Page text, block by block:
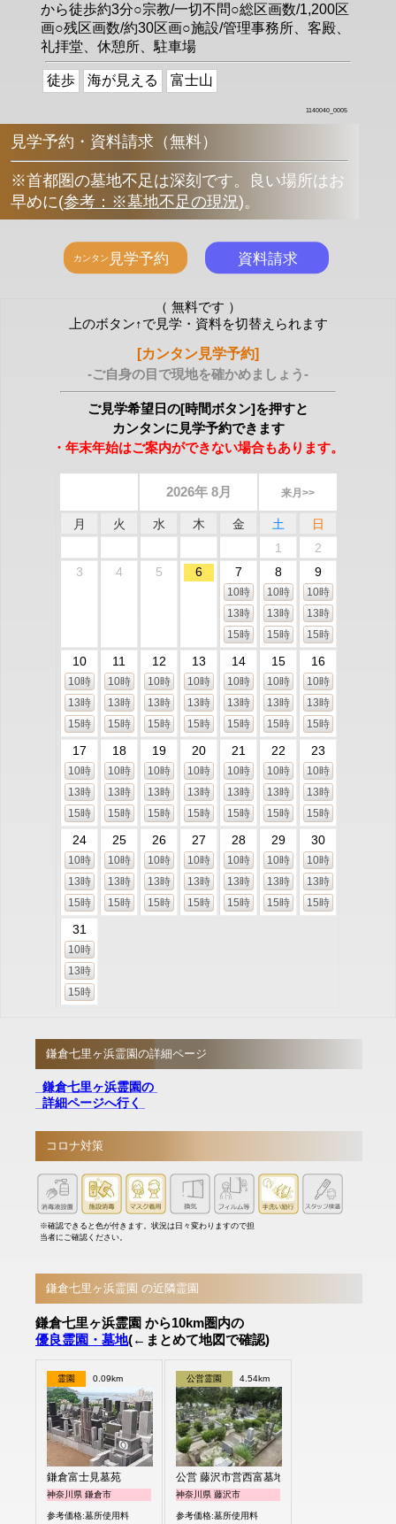
から徒歩約3分○宗教/一切不問○総区画数/1,200区
画○残区画数/約30区画○施設/管理事務所、客殿、
礼拝堂、休憩所、駐車場
徒歩 海が見える 富士山
1140040_0005
見学予約・資料請求（無料）
※首都圏の墓地不足は深刻です。良い場所はお
早めに(参考：※墓地不足の現況)。
（ 無料です ）
上のボタン↑で見学・資料を切替えられます
[カンタン見学予約]
-ご自身の目で現地を確かめましょう-
ご見学希望日の[時間ボタン]を押すと
カンタンに見学予約できます
・年末年始はご案内ができない場合もあります。
2026年 8月 来月>>
月 火 水 木 金 土
日
1
2
3
4 5 6 7
10時
13時
15時
8
10時
13時
15時
9
10時
13時
15時
10
10時
13時
15時
11
10時
13時
15時
12
10時
13時
15時
13
10時
13時
15時
14
10時
13時
15時
15
10時
13時
15時
16
10時
13時
15時
17
10時
13時
15時
18
10時
13時
15時
19
10時
13時
15時
20
10時
13時
15時
21
10時
13時
15時
22
10時
13時
15時
23
10時
13時
15時
24
10時
13時
15時
25
10時
13時
15時
26
10時
13時
15時
27
10時
13時
15時
28
10時
13時
15時
29
10時
13時
15時
30
10時
13時
15時
31
10時
13時
15時
鎌倉七里ヶ浜霊園の詳細ページ
鎌倉七里ヶ浜霊園の
詳細ページへ行く
コロナ対策
※確認できると色が付きます。状況は日々変わりますので担
当者にご確認ください。
鎌倉七里ヶ浜霊園 の近隣霊園
鎌倉七里ヶ浜霊園 から10km圏内の
優良霊園・墓地(←まとめて地図で確認)
霊園 0.09km
鎌倉富士見墓苑
神奈川県 鎌倉市
参考価格:墓所使用料
公営霊園 4.54km
公営 藤沢市営西富墓地
神奈川県 藤沢市
参考価格:墓所使用料